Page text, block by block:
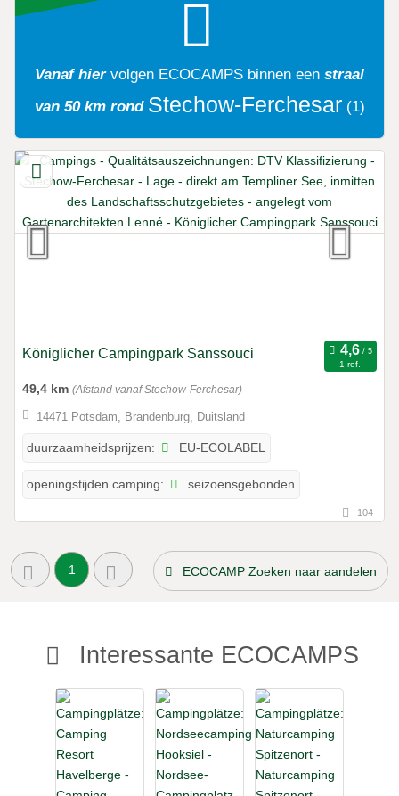
Vanaf hiervolgen ECOCAMPS binnen een straal
van 50 km rond Stechow-Ferchesar (1)
Königlicher Campingpark Sanssouci
1 ref.
49,4 km (Afstand vanaf Stechow-Ferchesar)
14471 Potsdam, Brandenburg, Duitsland
duurzaamheidsprijzen: EU-ECOLABEL
openingstijden camping: seizoensgebonden
104
1 ECOCAMP Zoeken naar aandelen
Interessante ECOCAMPS